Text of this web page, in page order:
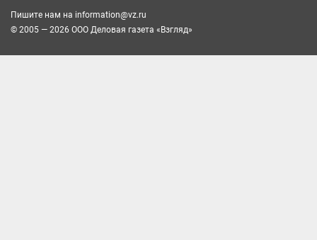
Пишите нам на information@vz.ru
© 2005 — 2026 ООО Деловая газета «Взгляд»